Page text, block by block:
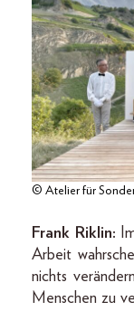
© Atelier für
Frank Riklin:
Arbeit
nichts
Menschen zu